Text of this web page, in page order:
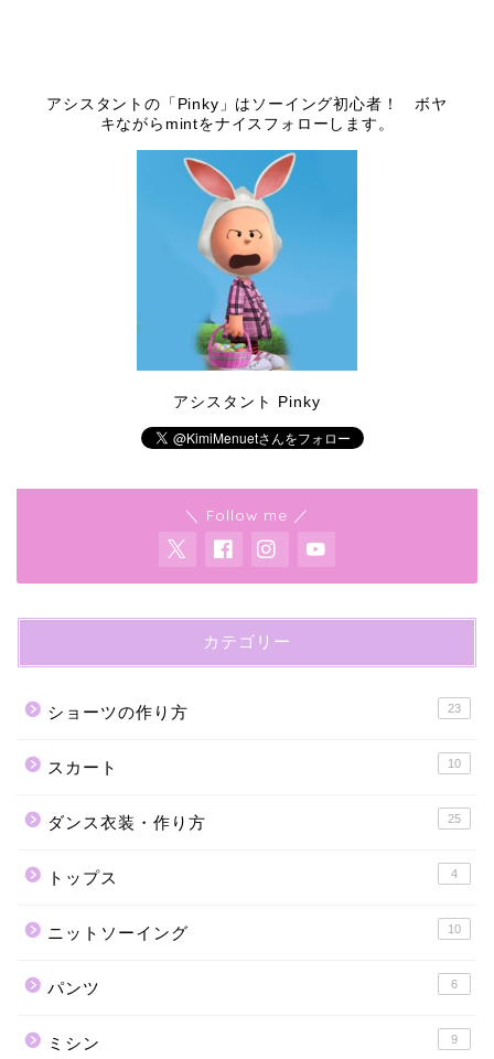
アシスタントの「Pinky」はソーイング初心者！ ボヤ
キながらmintをナイスフォローします。
アシスタント Pinky
＼ Follow me ／
カテゴリー
ショーツの作り方 23
スカート 10
ダンス衣装・作り方 25
トップス 4
ニットソーイング 10
パンツ 6
ミシン 9